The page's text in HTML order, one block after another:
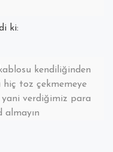
ki:
kendiliğinden
hiç toz çekmemeye
yani verdiğimiz para
almayın